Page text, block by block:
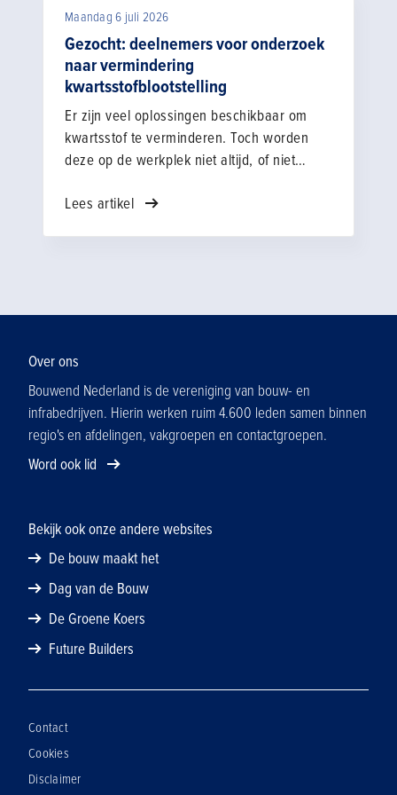
Maandag 6 juli 2026
Gezocht: deelnemers voor onderzoek
naar vermindering
kwartsstofblootstelling
Er zijn veel oplossingen beschikbaar om
kwartsstof te verminderen. Toch worden
deze op de werkplek niet altijd, of niet
bedrijven die hun ervaringen willen delen in
Lees artikel
Over ons
Bouwend Nederland is de vereniging van bouw- en
infrabedrijven. Hierin werken ruim 4.600 leden samen binnen
regio's en afdelingen, vakgroepen en contactgroepen.
Word ook lid
Bekijk ook onze andere websites
De bouw maakt het
Dag van de Bouw
De Groene Koers
Future Builders
Contact
Cookies
Disclaimer